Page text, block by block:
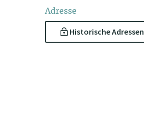
Adresse
Historische Adressen